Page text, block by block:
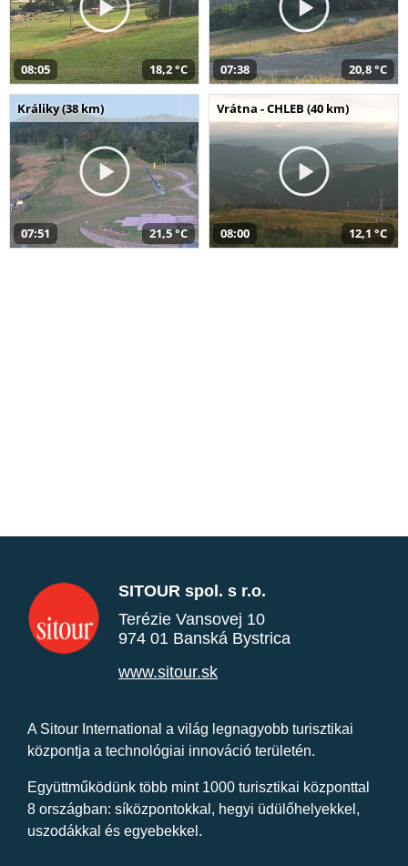
08:05 18,2 °C 07:38 20,8 °C
Králiky (38 km)
07:51 21,5 °C
Vrátna - CHLEB (40 km)
08:00 12,1 °C
SITOUR spol. s r.o.
Terézie Vansovej 10
974 01 Banská Bystrica
www.sitour.sk
A Sitour International a világ legnagyobb turisztikai
központja a technológiai innováció területén.
Együttműködünk több mint 1000 turisztikai központtal
8 országban: síközpontokkal, hegyi üdülőhelyekkel,
uszodákkal és egyebekkel.